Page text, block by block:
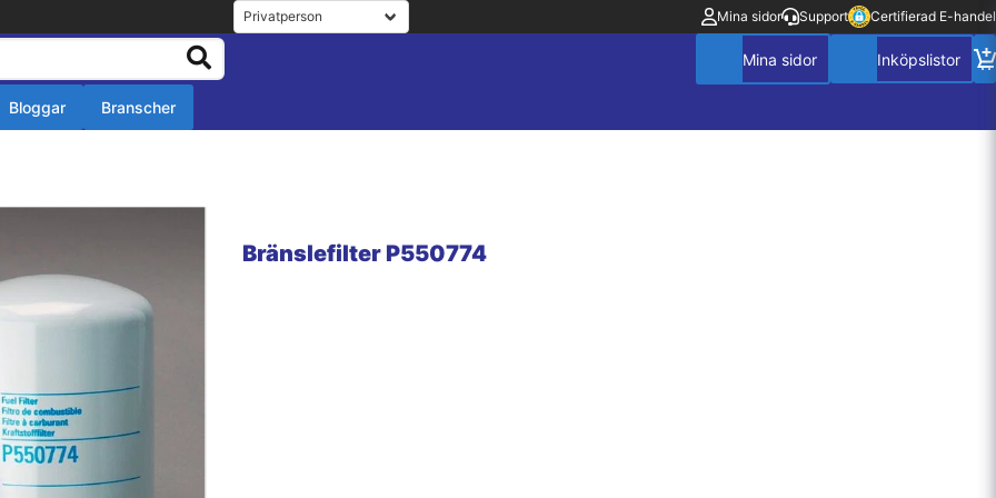
Mina sidor Support Certifierad E-handel
Bloggar Branscher
Bränslefilter P550774